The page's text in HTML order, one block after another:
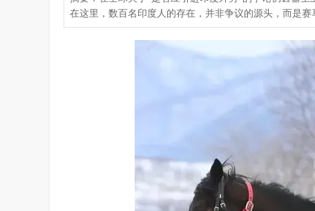
在这里，数百名印度人的存在，并非争议的源头，而是赛